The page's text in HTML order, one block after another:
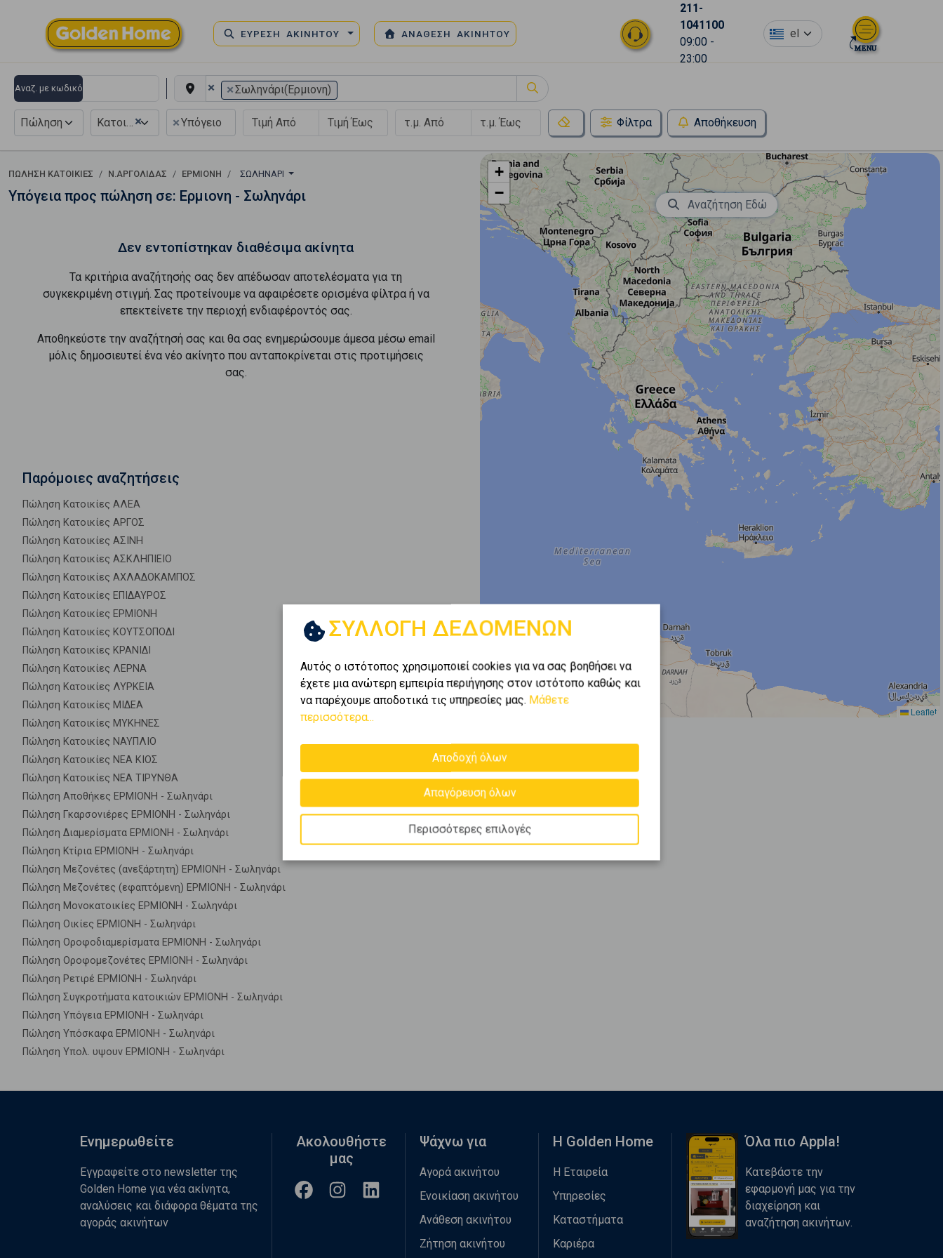
ΕΥΡΕΣΗ ΑΚΙΝΗΤΟΥ ΑΝΑΘΕΣΗ ΑΚΙΝΗΤΟΥ
211-
1041100
09:00 -
23:00
el
Αναζ. με κωδικό × ×Σωληνάρι(Ερμιονη)
Πώληση ×
Κατοικία ×Υπόγειο Φίλτρα Αποθήκευση
ΠΏΛΗΣΗ ΚΑΤΟΙΚΊΕΣ Ν.ΑΡΓΟΛΙΔΑΣ ΕΡΜΙΟΝΗ ΣΩΛΗΝΆΡΙ
Υπόγεια προς πώληση σε: Ερμιονη - Σωληνάρι
Δεν εντοπίστηκαν διαθέσιμα ακίνητα
Τα κριτήρια αναζήτησής σας δεν απέδωσαν αποτελέσματα για τη
συγκεκριμένη στιγμή. Σας προτείνουμε να αφαιρέσετε ορισμένα φίλτρα ή να
επεκτείνετε την περιοχή ενδιαφέροντός σας.
Αποθηκεύστε την αναζήτησή σας και θα σας ενημερώσουμε άμεσα μέσω email
μόλις δημοσιευτεί ένα νέο ακίνητο που ανταποκρίνεται στις προτιμήσεις
σας.
Παρόμοιες αναζητήσεις
Πώληση Κατοικίες ΑΛΕΑ
Πώληση Κατοικίες ΑΡΓΟΣ
Πώληση Κατοικίες ΑΣΙΝΗ
Πώληση Κατοικίες ΑΣΚΛΗΠΙΕΙΟ
Πώληση Κατοικίες ΑΧΛΑΔΟΚΑΜΠΟΣ
Πώληση Κατοικίες ΕΠΙΔΑΥΡΟΣ
Πώληση Κατοικίες ΕΡΜΙΟΝΗ
Πώληση Κατοικίες ΚΟΥΤΣΟΠΟΔΙ
Πώληση Κατοικίες ΚΡΑΝΙΔΙ
Πώληση Κατοικίες ΛΕΡΝΑ
Πώληση Κατοικίες ΛΥΡΚΕΙΑ
Πώληση Κατοικίες ΜΙΔΕΑ
Πώληση Κατοικίες ΜΥΚΗΝΕΣ
Πώληση Κατοικίες ΝΑΥΠΛΙΟ
Πώληση Κατοικίες ΝΕΑ ΚΙΟΣ
Πώληση Κατοικίες ΝΕΑ ΤΙΡΥΝΘΑ
Πώληση Αποθήκες ΕΡΜΙΟΝΗ - Σωληνάρι
Πώληση Γκαρσονιέρες ΕΡΜΙΟΝΗ - Σωληνάρι
Πώληση Διαμερίσματα ΕΡΜΙΟΝΗ - Σωληνάρι
Πώληση Κτίρια ΕΡΜΙΟΝΗ - Σωληνάρι
Πώληση Μεζονέτες (ανεξάρτητη) ΕΡΜΙΟΝΗ - Σωληνάρι
Πώληση Μεζονέτες (εφαπτόμενη) ΕΡΜΙΟΝΗ - Σωληνάρι
Πώληση Μονοκατοικίες ΕΡΜΙΟΝΗ - Σωληνάρι
Πώληση Οικίες ΕΡΜΙΟΝΗ - Σωληνάρι
Πώληση Οροφοδιαμερίσματα ΕΡΜΙΟΝΗ - Σωληνάρι
Πώληση Οροφομεζονέτες ΕΡΜΙΟΝΗ - Σωληνάρι
Πώληση Ρετιρέ ΕΡΜΙΟΝΗ - Σωληνάρι
Πώληση Συγκροτήματα κατοικιών ΕΡΜΙΟΝΗ - Σωληνάρι
Πώληση Υπόγεια ΕΡΜΙΟΝΗ - Σωληνάρι
Πώληση Υπόσκαφα ΕΡΜΙΟΝΗ - Σωληνάρι
Πώληση Υπολ. υψουν ΕΡΜΙΟΝΗ - Σωληνάρι
+
−
Leaflet
Αναζήτηση Εδώ
ΣΥΛΛΟΓΗ ΔΕΔΟΜΕΝΩΝ
Αυτός ο ιστότοπος χρησιμοποιεί cookies για να σας βοηθήσει να
έχετε μια ανώτερη εμπειρία περιήγησης στον ιστότοπο καθώς και
να παρέχουμε αποδοτικά τις υπηρεσίες μας. Μάθετε
περισσότερα...
Αποδοχή όλων
Απαγόρευση όλων
Περισσότερες επιλογές
Ενημερωθείτε
Εγγραφείτε στο newsletter της
Golden Home για νέα ακίνητα,
αναλύσεις και διάφορα θέματα της
αγοράς ακινήτων
Ακολουθήστε
μας
Ψάχνω για
Αγορά ακινήτου
Ενοικίαση ακινήτου
Ανάθεση ακινήτου
Ζήτηση ακινήτου
Η Golden Home
Η Εταιρεία
Υπηρεσίες
Καταστήματα
Καριέρα
Όλα πιο Appla!
Κατεβάστε την
εφαρμογή μας για την
διαχείρηση και
αναζήτηση ακινήτων.